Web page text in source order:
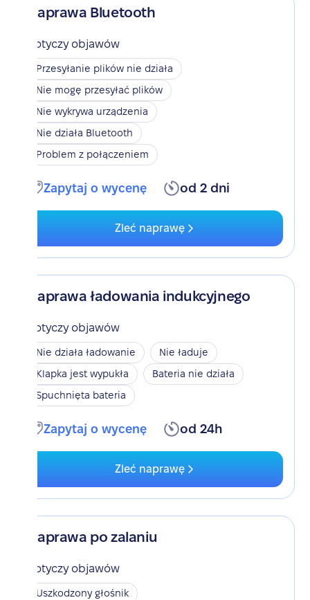
Naprawa Bluetooth
Dotyczy objawów
Przesyłanie plików nie działa
Nie mogę przesyłać plików
Nie wykrywa urządzenia
Nie działa Bluetooth
Problem z połączeniem
Zapytaj o wycenę od 2 dni
Zleć naprawę
Naprawa ładowania indukcyjnego
Dotyczy objawów
Nie działa ładowanie
Nie ładuje
Klapka jest wypukła
Bateria nie działa
Spuchnięta bateria
Zapytaj o wycenę od 24h
Zleć naprawę
Naprawa po zalaniu
Dotyczy objawów
Uszkodzony głośnik